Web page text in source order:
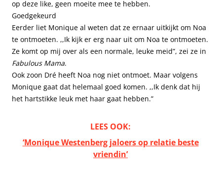
op deze like, geen moeite mee te hebben.
Goedgekeurd
Eerder liet Monique al weten dat ze ernaar uitkijkt om Noa
te ontmoeten. ,,Ik kijk er erg naar uit om Noa te ontmoeten.
Ze komt op mij over als een normale, leuke meid”, zei ze in
Fabulous Mama.
Ook zoon Dré heeft Noa nog niet ontmoet. Maar volgens
Monique gaat dat helemaal goed komen. ,,Ik denk dat hij
het hartstikke leuk met haar gaat hebben.”
LEES OOK:
‘Monique Westenberg jaloers op relatie beste
vriendin’